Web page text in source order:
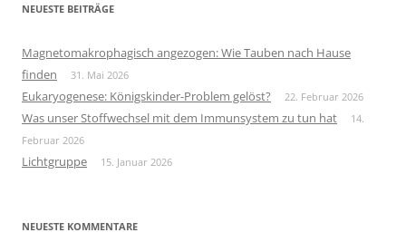
NEUESTE BEITRÄGE
Magnetomakrophagisch angezogen: Wie Tauben nach Hause
finden
31. Mai 2026
Eukaryogenese: Königskinder-Problem gelöst? 22. Februar 2026
Was unser Stoffwechsel mit dem Immunsystem zu tun hat
14.
Februar 2026
Lichtgruppe 15. Januar 2026
NEUESTE KOMMENTARE